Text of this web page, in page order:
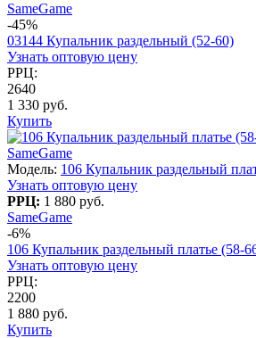
SameGame
-45%
03144 Купальник раздельный (52-60)
Узнать оптовую цену
РРЦ:
2640
1 330 руб.
Купить
SameGame
Модель: 106 Купальник раздельный
Узнать оптовую цену
РРЦ: 1 880 руб.
SameGame
-6%
106 Купальник раздельный платье (58-
Узнать оптовую цену
РРЦ:
2200
1 880 руб.
Купить